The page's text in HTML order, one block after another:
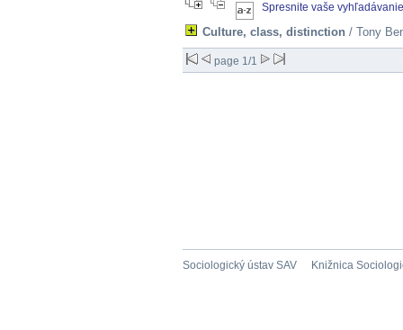
Spresnite vaše vyhľadávanie
Culture, class, distinction / Tony
page 1/1
Sociologický ústav SAV Knižnica